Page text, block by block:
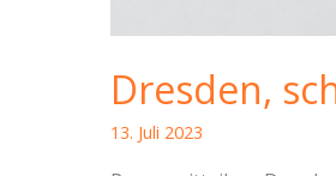
Dresden,
13. Juli 2023